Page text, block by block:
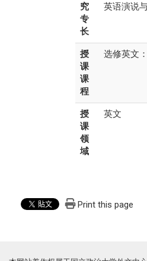
究
专
长
英语演说
授
课
课
程
选修英文
授
课
领
域
英文
Print this page